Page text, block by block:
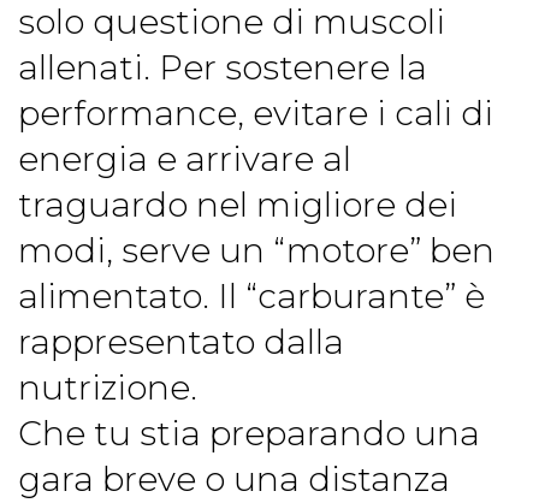
solo questione di muscoli
allenati. Per sostenere la
performance, evitare i cali di
energia e arrivare al
traguardo nel migliore dei
modi, serve un “motore” ben
alimentato. Il “carburante” è
rappresentato dalla
nutrizione.
Che tu stia preparando una
gara breve o una distanza